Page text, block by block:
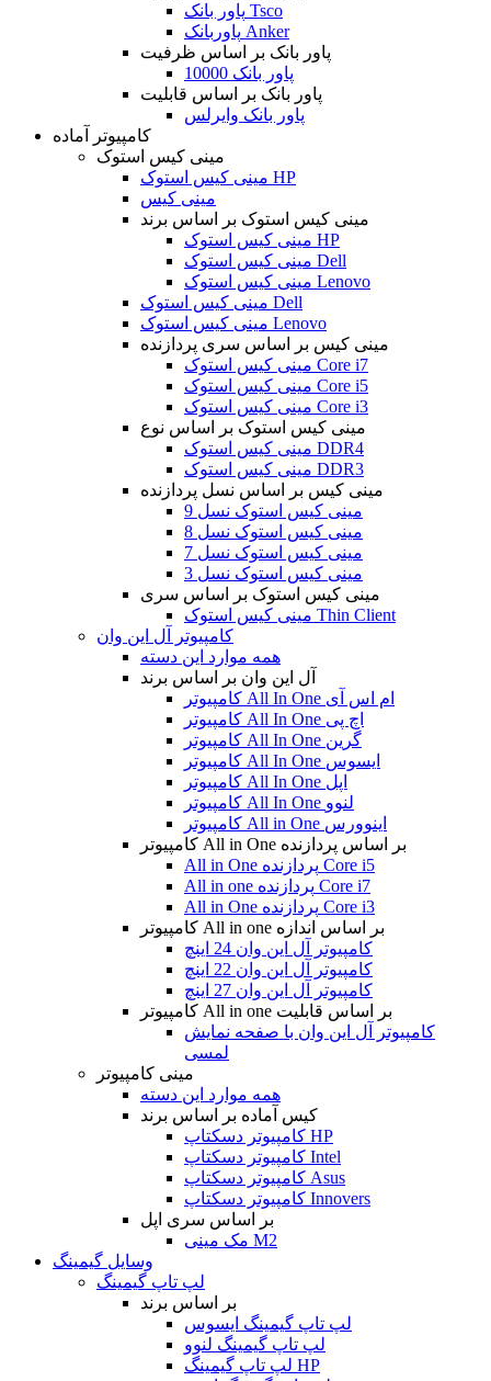
پاور بانک Tsco
پاوربانک Anker
پاور بانک بر اساس ظرفیت
پاور بانک 10000
پاور بانک بر اساس قابلیت
پاور بانک وایرلس
کامپیوتر آماده
مینی کیس استوک
مینی کیس استوک HP
مینی کیس
مینی کیس استوک بر اساس برند
مینی کیس استوک HP
مینی کیس استوک Dell
مینی کیس استوک Lenovo
مینی کیس استوک Dell
مینی کیس استوک Lenovo
مینی کیس بر اساس سری پردازنده
مینی کیس استوک Core i7
مینی کیس استوک Core i5
مینی کیس استوک Core i3
مینی کیس استوک بر اساس نوع
مینی کیس استوک DDR4
مینی کیس استوک DDR3
مینی کیس بر اساس نسل پردازنده
مینی کیس استوک نسل 9
مینی کیس استوک نسل 8
مینی کیس استوک نسل 7
مینی کیس استوک نسل 3
مینی کیس استوک بر اساس سری
مینی کیس استوک Thin Client
کامپیوتر آل این وان
همه موارد این دسته
آل این وان بر اساس برند
کامپیوتر All In One ام اس آی
کامپیوتر All In One اچ پی
کامپیوتر All In One گرین
کامپیوتر All In One ایسوس
کامپیوتر All In One اپل
کامپیوتر All In One لنوو
کامپیوتر All in One اینوورس
کامپیوتر All in One بر اساس پردازنده
All in One پردازنده Core i5
All in one پردازنده Core i7
All in One پردازنده Core i3
کامپیوتر All in one بر اساس اندازه
کامپیوتر آل این وان 24 اینچ
کامپیوتر آل این وان 22 اینچ
کامپیوتر آل این وان 27 اینچ
کامپیوتر All in one بر اساس قابلیت
کامپیوتر آل این وان با صفحه نمایش
لمسی
مینی کامپیوتر
همه موارد این دسته
کیس آماده بر اساس برند
کامپیوتر دسکتاپ HP
کامپیوتر دسکتاپ Intel
کامپیوتر دسکتاپ Asus
کامپیوتر دسکتاپ Innovers
بر اساس سری اپل
مک مینی M2
وسایل گیمینگ
لپ تاپ گیمینگ
بر اساس برند
لپ تاپ گیمینگ ایسوس
لپ تاپ گیمینگ لنوو
لپ تاپ گیمینگ HP